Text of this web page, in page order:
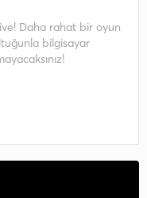
Daha rahat bir oyun
bilgisayar